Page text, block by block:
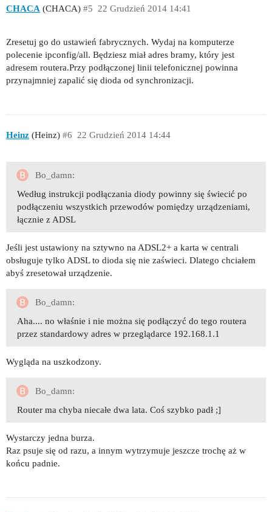
CHACA (CHACA) 22 Grudzień 2014 14:41
#5
Zresetuj go do ustawień fabrycznych. Wydaj na komputerze
polecenie ipconfig/all. Będziesz miał adres bramy, który jest
adresem routera.Przy podłączonej linii telefonicznej powinna
przynajmniej zapalić się dioda od synchronizacji.
Heinz (Heinz) 22 Grudzień 2014 14:44
#6
Bo_damn:
Według instrukcji podłączania diody powinny się świecić po
podłączeniu wszystkich przewodów pomiędzy urządzeniami,
łącznie z ADSL
Jeśli jest ustawiony na sztywno na ADSL2+ a karta w centrali
obsługuje tylko ADSL to dioda się nie zaświeci. Dlatego chciałem
abyś zresetował urządzenie.
Bo_damn:
Aha.... no właśnie i nie można się podłączyć do tego routera
przez standardowy adres w przeglądarce 192.168.1.1
Wygląda na uszkodzony.
Bo_damn:
Router ma chyba niecałe dwa lata. Coś szybko padł ;]
Wystarczy jedna burza.
Raz psuje się od razu, a innym wytrzymuje jeszcze trochę aż w
końcu padnie.